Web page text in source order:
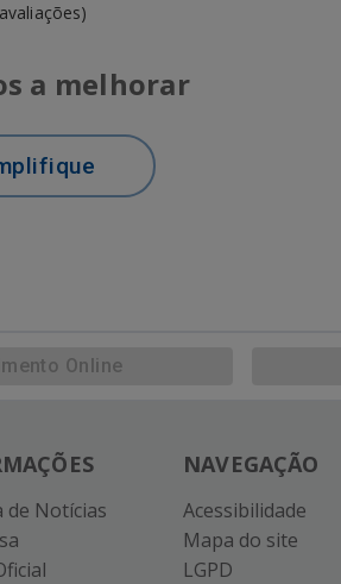
a melhorar
Online
de Notícias
NAVEGAÇÃO
Acessibilidade
Mapa do site
LGPD